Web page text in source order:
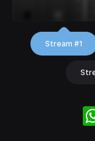
Stream #1